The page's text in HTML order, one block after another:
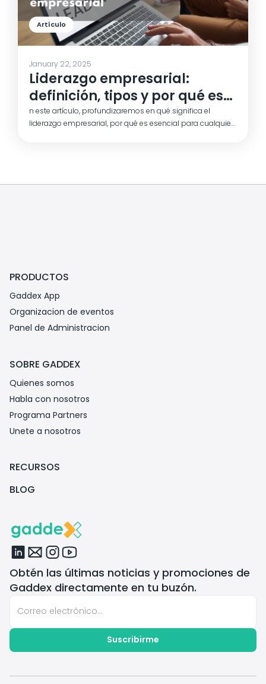
Artículo
January 22, 2025
Liderazgo empresarial:
definición, tipos y por qué es
clave para el éxito
n este artículo, profundizaremos en qué significa el
liderazgo empresarial, por qué es esencial para cualquier
PRODUCTOS
Gaddex App
Organizacion de eventos
Panel de Administracion
SOBRE GADDEX
Quienes somos
Habla con nosotros
Programa Partners
Unete a nosotros
RECURSOS
BLOG
Obtén las últimas noticias y promociones de
Gaddex directamente en tu buzón.